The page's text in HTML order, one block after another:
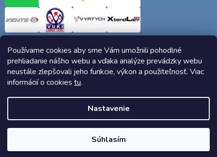
Používame cookies aby sme Vám umožnili pohodlné
prehliadanie nášho webu a vďaka analýze prevádzky webu
neustále zlepšovali jeho funkcie, výkon a použiteľnosť. Viac
informácií o cookies tu.
Nastavenie
Súhlasím
Copyright 2026Elektro-siete.sk. Všetky práva vyhradené.
Vytvoril Shoptet